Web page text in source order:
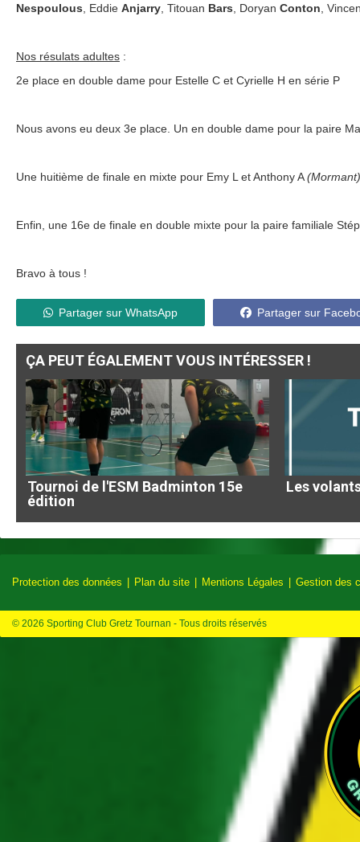
Nespoulous , Eddie Anjarry , Titouan Bars , Doryan Conton ,
Nos résulats adultes :
2e place en double dame pour Estelle C et Cyrielle H en série P
Nous avons eu deux 3e place. Un en double dame pour la paire
Une huitième de finale en mixte pour Emy L et Anthony A
Enfin, une 16e de finale en double mixte pour la paire familiale
Bravo à tous !
Partager sur WhatsApp Partager sur
ÇA PEUT ÉGALEMENT VOUS INTÉRESSER !
Tournoi de l'ESM Badminton 15e
édition
Les
Protection des données Plan du site Mentions Légales Gestion des
© 2026 Sporting Club Gretz Tournan - Tous droits réservés